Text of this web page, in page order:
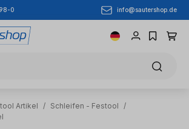
0 info@sautershop.de
Artikel / Schleifen - Festool
/